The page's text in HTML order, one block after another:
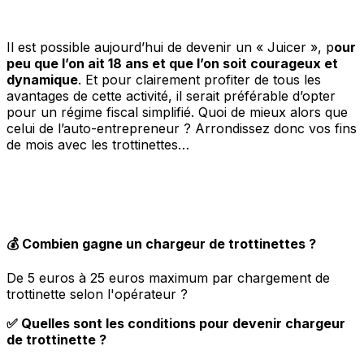
Il est possible aujourd’hui de devenir un « Juicer », pour
peu que l’on ait 18 ans et que l’on soit courageux et
dynamique. Et pour clairement profiter de tous les
avantages de cette activité, il serait préférable d’opter
pour un régime fiscal simplifié. Quoi de mieux alors que
celui de l’auto-entrepreneur ? Arrondissez donc vos fins
de mois avec les trottinettes…
💰 Combien gagne un chargeur de trottinettes ?
De 5 euros à 25 euros maximum par chargement de
trottinette selon l'opérateur ?
✅ Quelles sont les conditions pour devenir chargeur
de trottinette ?